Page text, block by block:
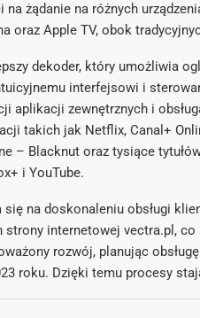
żądanie na różnych
oraz Apple TV, obok
dekoder, który umożliwia
interfejsowi i
aplikacji zewnętrznych i
takich jak Netflix, Canal+
– Blacknut oraz tysiące
i YouTube.
na doskonaleniu obsługi
strony internetowej vectra.pl,
rozwój, planując
roku. Dzięki temu procesy